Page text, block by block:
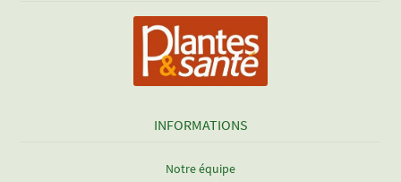
INFORMATIONS
Notre équipe